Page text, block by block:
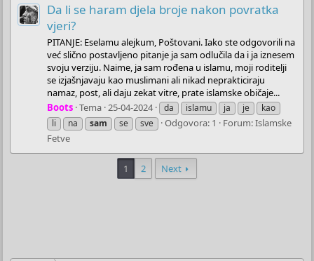
Da li se haram djela broje nakon povratka
vjeri?
PITANJE: Eselamu alejkum, Poštovani. Iako ste odgovorili na
već slično postavljeno pitanje ja sam odlučila da i ja iznesem
svoju verziju. Naime, ja sam rođena u islamu, moji roditelji
se izjašnjavaju kao muslimani ali nikad neprakticiraju
namaz, post, ali daju zekat vitre, prate islamske običaje...
Boots Tema 25-04-2024 da islamu ja je
kao
li
na sam se sve Odgovora: 1 Forum:Islamske
Fetve
1 2 Next